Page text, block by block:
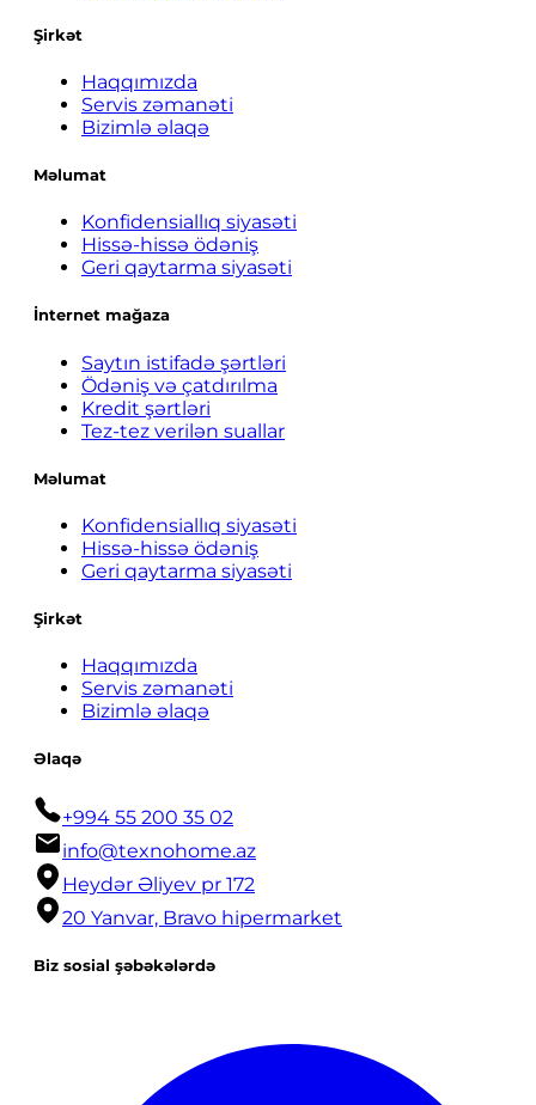
Şirkət
Haqqımızda
Servis zəmanəti
Bizimlə əlaqə
Məlumat
Konfidensiallıq siyasəti
Hissə-hissə ödəniş
Geri qaytarma siyasəti
İnternet mağaza
Saytın istifadə şərtləri
Ödəniş və çatdırılma
Kredit şərtləri
Tez-tez verilən suallar
Məlumat
Konfidensiallıq siyasəti
Hissə-hissə ödəniş
Geri qaytarma siyasəti
Şirkət
Haqqımızda
Servis zəmanəti
Bizimlə əlaqə
Əlaqə
+994 55 200 35 02
info@texnohome.az
Heydər Əliyev pr 172
20 Yanvar, Bravo hipermarket
Biz sosial şəbəkələrdə